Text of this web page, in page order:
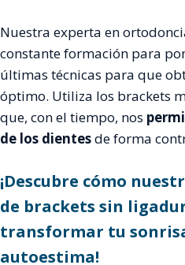
Nuestra experta en
constante formación para
últimas técnicas para que
óptimo. Utiliza los brackets
que, con el tiempo, nos
de los dientesde forma
¡Descubre cómo
de brackets sin
transformar tu
autoestima!